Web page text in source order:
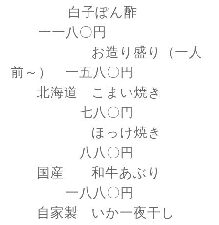
白子ぽん酢
一一八〇円
お造り盛り（一人
前～） 一五八〇円
北海道 こまい焼き
七八〇円
ほっけ焼き
八八〇円
国産 和牛あぶり
一八八〇円
自家製 いか一夜干し